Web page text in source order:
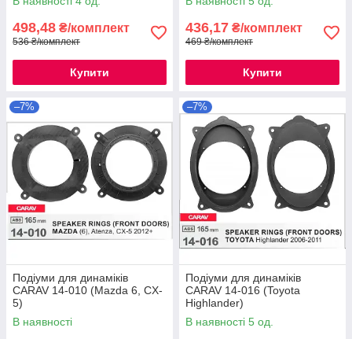
498,48 ₴/комплект
536 ₴/комплект
Купити
436,17 ₴/комплект
469 ₴/комплект
Купити
–7%
Подіуми для динаміків
CARAV 14-010 (Mazda 6, CX-
5)
В наявності
–7%
Подіуми для динаміків
CARAV 14-016 (Toyota
Highlander)
В наявності 5 од.